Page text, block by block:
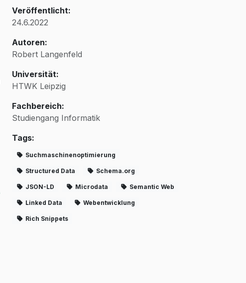
Veröffentlicht:
24.6.2022
Autoren:
Robert Langenfeld
Universität:
HTWK Leipzig
Fachbereich:
Studiengang Informatik
Tags:
Suchmaschinenoptimierung
Structured Data Schema.org
JSON-LD Microdata Semantic Web
Linked Data Webentwicklung
Rich Snippets